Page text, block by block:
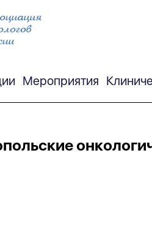
Мероприятия